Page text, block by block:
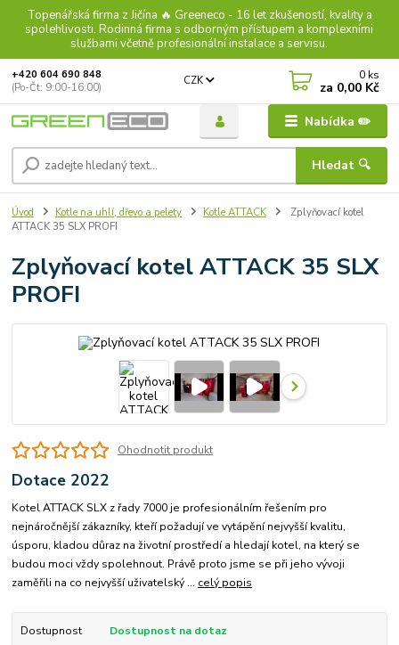
Topenářská firma z Jičína 🔥 Greeneco - 16 let zkušeností, kvality a
spolehlivosti. Rodinná firma s odborným přístupem a komplexními
službami včetně profesionální instalace a servisu.
Nabídka ✏️
CZK
Hledat 🔍
+420 604 690 848
(Po-Čt: 9:00-16:00)
0 ks
za 0,00 Kč
Úvod Kotle na uhlí, dřevo a pelety Kotle ATTACK
Zplyňovací kotel
ATTACK 35 SLX PROFI
Zplyňovací kotel ATTACK 35 SLX
PROFI
Ohodnotit produkt
Dotace 2022
Kotel ATTACK SLX z řady 7000 je profesionálním řešením pro
nejnáročnější zákazníky, kteří požadují ve vytápění nejvyšší kvalitu,
úsporu, kladou důraz na životní prostředí a hledají kotel, na který se
budou moci vždy spolehnout. Právě proto jsme se při jeho vývoji
zaměřili na co nejvyšší uživatelský ... celý popis
Dostupnost Dostupnost na dotaz